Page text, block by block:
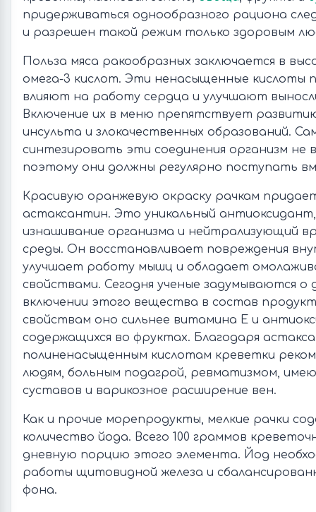
придерживаться однообразного рациона
и разрешен такой режим только здоровым
Польза мяса ракообразных заключается в
омега-3 кислот. Эти ненасыщенные кислоты
влияют на работу сердца и улучшают
Включение их в меню препятствует
инсульта и злокачественных образований.
синтезировать эти соединения организм не
поэтому они должны регулярно поступать
Красивую оранжевую окраску рачкам
астаксантин. Это уникальный
изнашивание организма и нейтрализующий
среды. Он восстанавливает повреждения
улучшает работу мышц и обладает
свойствами. Сегодня ученые задумываются о
включении этого вещества в состав
свойствам оно сильнее витамина Е и
содержащихся во фруктах. Благодаря
полиненасыщенным кислотам креветки
людям, больным подагрой, ревматизмом,
суставов и варикозное расширение вен.
Как и прочие морепродукты, мелкие рачки
количество йода. Всего 100 граммов
дневную порцию этого элемента. Йод
работы щитовидной железа и
фона.